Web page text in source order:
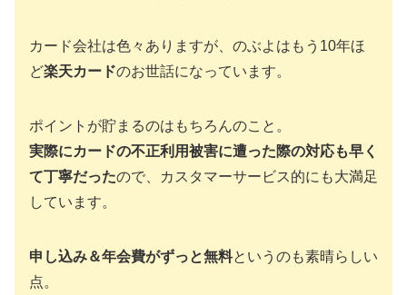
カード会社は色々ありますが、のぶよはもう10年ほ
ど楽天カードのお世話になっています。
ポイントが貯まるのはもちろんのこと。
実際にカードの不正利用被害に遭った際の対応も早く
て丁寧だったので、カスタマーサービス的にも大満足
しています。
申し込み＆年会費がずっと無料というのも素晴らしい
点。